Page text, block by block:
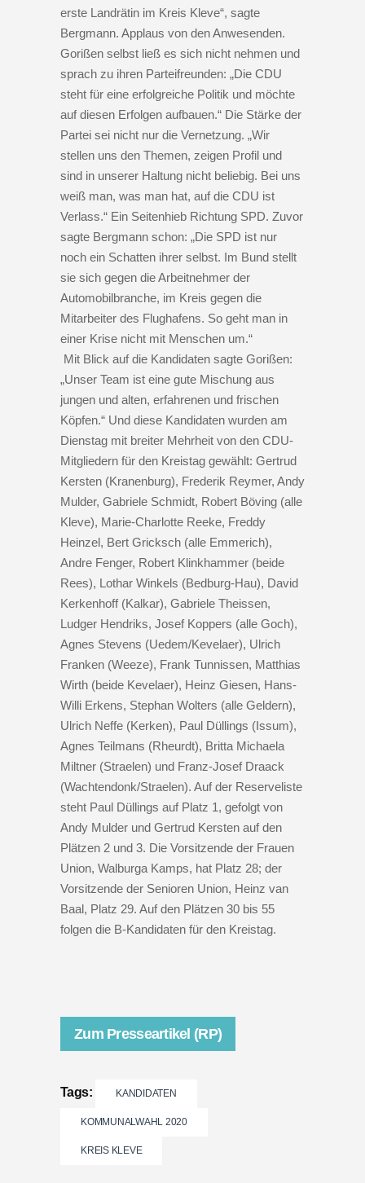
erste Landrätin im Kreis Kleve“, sagte
Bergmann. Applaus von den Anwesenden.
Gorißen selbst ließ es sich nicht nehmen und
sprach zu ihren Parteifreunden: „Die CDU
steht für eine erfolgreiche Politik und möchte
auf diesen Erfolgen aufbauen.“ Die Stärke der
Partei sei nicht nur die Vernetzung. „Wir
stellen uns den Themen, zeigen Profil und
sind in unserer Haltung nicht beliebig. Bei uns
weiß man, was man hat, auf die CDU ist
Verlass.“ Ein Seitenhieb Richtung SPD. Zuvor
sagte Bergmann schon: „Die SPD ist nur
noch ein Schatten ihrer selbst. Im Bund stellt
sie sich gegen die Arbeitnehmer der
Automobilbranche, im Kreis gegen die
Mitarbeiter des Flughafens. So geht man in
einer Krise nicht mit Menschen um.“
Mit Blick auf die Kandidaten sagte Gorißen:
„Unser Team ist eine gute Mischung aus
jungen und alten, erfahrenen und frischen
Köpfen.“ Und diese Kandidaten wurden am
Dienstag mit breiter Mehrheit von den CDU-
Mitgliedern für den Kreistag gewählt: Gertrud
Kersten (Kranenburg), Frederik Reymer, Andy
Mulder, Gabriele Schmidt, Robert Böving (alle
Kleve), Marie-Charlotte Reeke, Freddy
Heinzel, Bert Gricksch (alle Emmerich),
Andre Fenger, Robert Klinkhammer (beide
Rees), Lothar Winkels (Bedburg-Hau), David
Kerkenhoff (Kalkar), Gabriele Theissen,
Ludger Hendriks, Josef Koppers (alle Goch),
Agnes Stevens (Uedem/Kevelaer), Ulrich
Franken (Weeze), Frank Tunnissen, Matthias
Wirth (beide Kevelaer), Heinz Giesen, Hans-
Willi Erkens, Stephan Wolters (alle Geldern),
Ulrich Neffe (Kerken), Paul Düllings (Issum),
Agnes Teilmans (Rheurdt), Britta Michaela
Miltner (Straelen) und Franz-Josef Draack
(Wachtendonk/Straelen). Auf der Reserveliste
steht Paul Düllings auf Platz 1, gefolgt von
Andy Mulder und Gertrud Kersten auf den
Plätzen 2 und 3. Die Vorsitzende der Frauen
Union, Walburga Kamps, hat Platz 28; der
Vorsitzende der Senioren Union, Heinz van
Baal, Platz 29. Auf den Plätzen 30 bis 55
folgen die B-Kandidaten für den Kreistag.
Zum Presseartikel (RP)
Tags: KANDIDATEN
KOMMUNALWAHL 2020
KREIS KLEVE